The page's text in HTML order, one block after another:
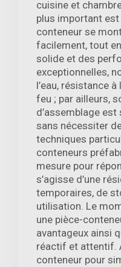
cuisine et
plus important
conteneur se
facilement, tout
solide et des
exceptionnelles,
l’eau, résistance
feu ; par ailleurs,
d’assemblage
sans nécessiter
techniques
conteneurs
mesure pour
s’agisse d’une
temporaires, de
utilisation. Le
une pièce-
avantageux ainsi
réactif et attentif.
conteneur pour